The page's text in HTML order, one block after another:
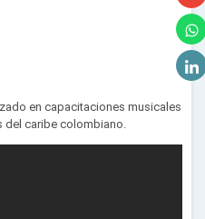
en capacitaciones musicales
del caribe colombiano.